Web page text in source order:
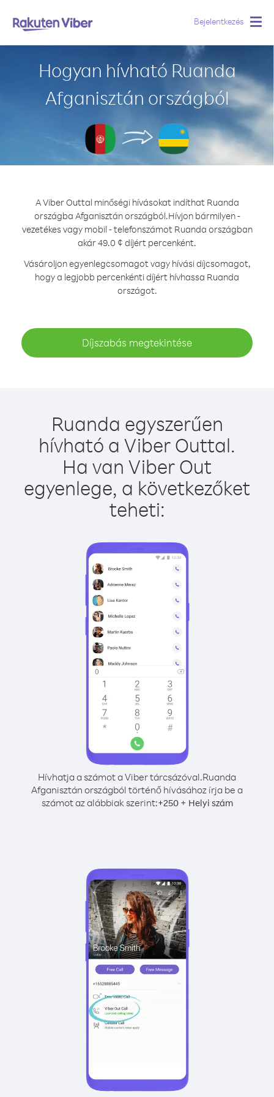
Bejelentkezés
Hogyan hívható Ruanda
Afganisztán országból
A Viber Outtal minőségi hívásokat indíthat Ruanda
országba Afganisztán országból.Hívjon bármilyen -
vezetékes vagy mobil - telefonszámot Ruanda országban
akár 49.0 ¢ díjért percenként.
Vásároljon egyenlegcsomagot vagy hívási díjcsomagot,
hogy a legjobb percenkénti díjért hívhassa Ruanda
országot.
Díjszabás megtekintése
Ruanda egyszerűen
hívható a Viber Outtal.
Ha van Viber Out
egyenlege, a következőket
teheti:
Hívhatja a számot a Viber tárcsázóval.Ruanda
Afganisztán országból történő hívásához írja be a
számot az alábbiak szerint:+250+ Helyi szám